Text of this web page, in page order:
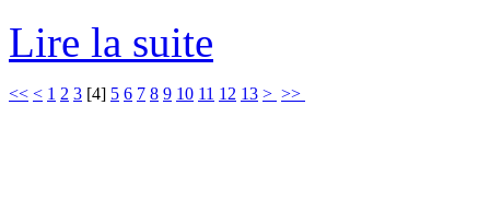
Lire la suite
<< < 1 2 3 [4] 5 6 7 8 9 10 11 12 13 > >>